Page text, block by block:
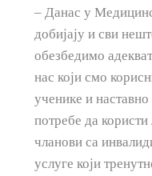
– Данас у
добијају и сви
обезбедимо
нас који смо
ученике и
потребе да
чланови са
услуге који